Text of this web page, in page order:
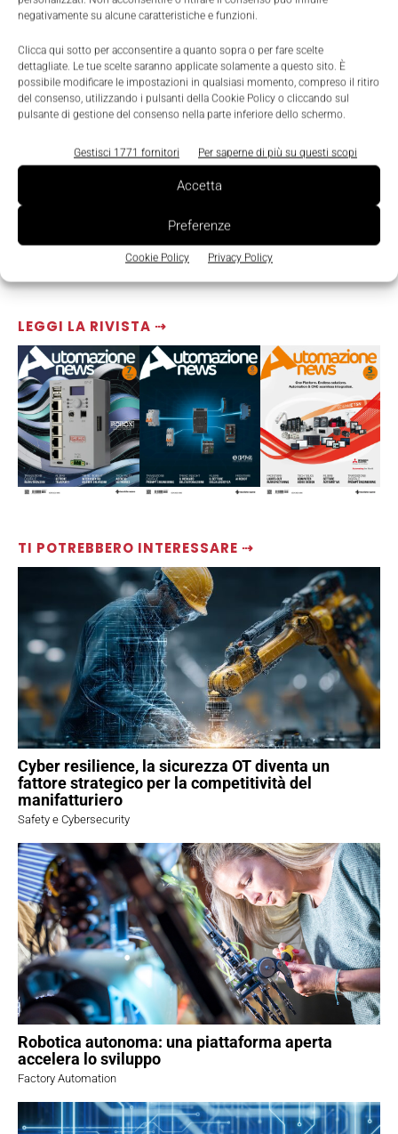
negativamente su alcune caratteristiche e funzioni.
Clicca qui sotto per acconsentire a quanto sopra o per fare scelte
dettagliate. Le tue scelte saranno applicate solamente a questo sito. È
possibile modificare le impostazioni in qualsiasi momento, compreso il ritiro
del consenso, utilizzando i pulsanti della Cookie Policy o cliccando sul
pulsante di gestione del consenso nella parte inferiore dello schermo.
Gestisci 1771 fornitori Per saperne di più su questi scopi
Accetta
Preferenze
Cookie Policy Privacy Policy
LEGGI LA RIVISTA ⇢
TI POTREBBERO INTERESSARE ⇢
Cyber resilience, la sicurezza OT diventa un
fattore strategico per la competitività del
manifatturiero
Safety e Cybersecurity
Robotica autonoma: una piattaforma aperta
accelera lo sviluppo
Factory Automation